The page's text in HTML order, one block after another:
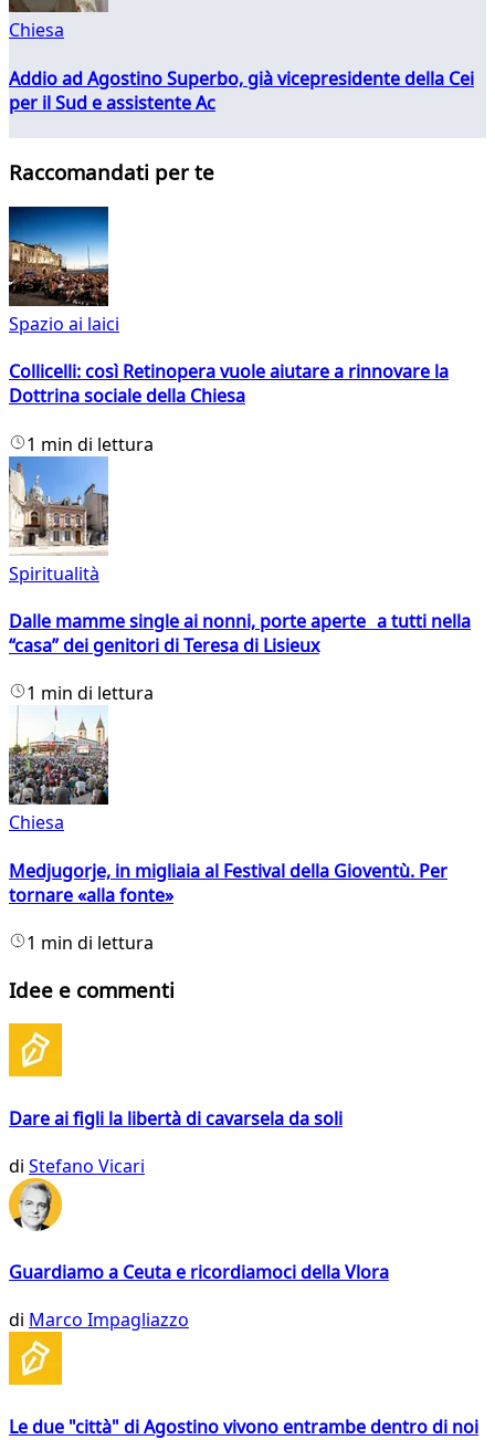
Chiesa
Addio ad Agostino Superbo, già vicepresidente della Cei
per il Sud e assistente Ac
Raccomandati per te
Spazio ai laici
Collicelli: così Retinopera vuole aiutare a rinnovare la
Dottrina sociale della Chiesa
1 min di lettura
Spiritualità
Dalle mamme single ai nonni, porte aperte a tutti nella
“casa” dei genitori di Teresa di Lisieux
1 min di lettura
Chiesa
Medjugorje, in migliaia al Festival della Gioventù. Per
tornare «alla fonte»
1 min di lettura
Idee e commenti
Dare ai figli la libertà di cavarsela da soli
di Stefano Vicari
Guardiamo a Ceuta e ricordiamoci della Vlora
di Marco Impagliazzo
Le due "città" di Agostino vivono entrambe dentro di noi